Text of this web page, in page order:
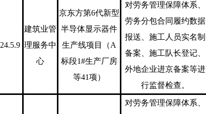
建筑业管
理服务中
心
京东方第6代新型
半导体显示器件
生产线项目（A
标段1#生产厂房
等41项）
对劳务管理保障体系、
劳务分包合同履约数据
报送、施工人员实名制
备案、施工队长登记、
外地企业进京备案等进
行监督检查。
对劳务管理保障体系、